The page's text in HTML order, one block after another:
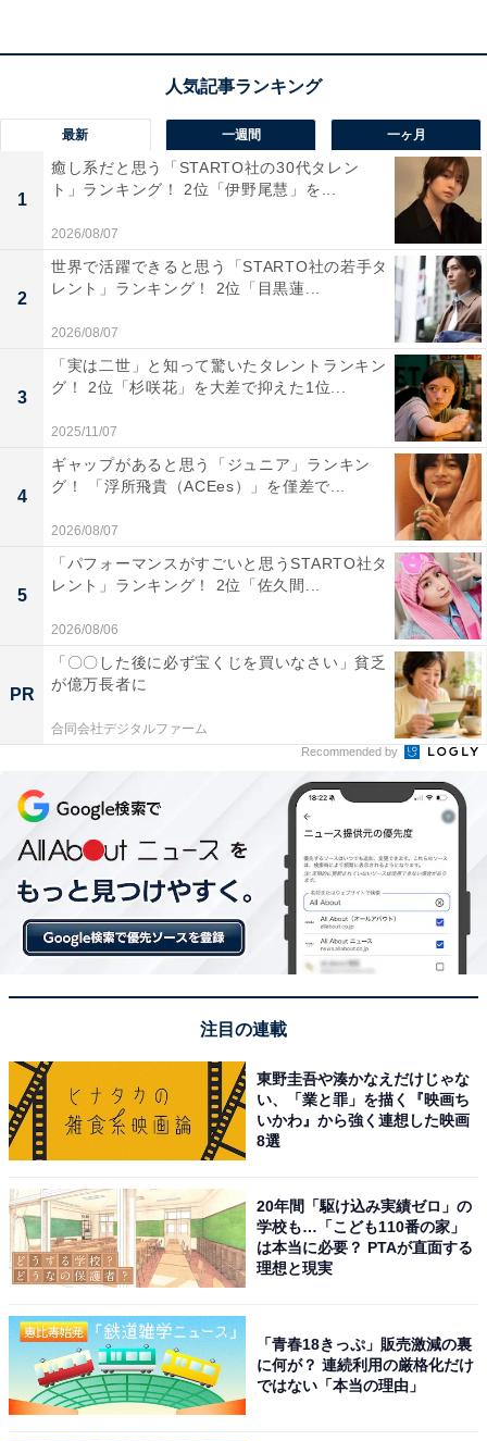
※回答者のコメントは原文ママです
この記事の筆者：福島 ゆき プロフィール
アニメや漫画のレビュー、エンタメトピックスなどを中
心に、オールジャンルで執筆中のライター。時々、店舗
取材などのリポート記事も担当。All AboutおよびAll
About ニュースでのライター歴は6年。
次ページ
5位までのランキング結果を見
る！
こちらもおすすめ
「坂本龍馬」がはまり役だったと思う俳優ラン
キング！ 2位『JIN-仁-』の「内野聖陽」を抑え
た1位は？
2
最新 一週間 一ヶ月
1
癒し系だと思う「STARTO社の30代タレン
ト」ランキング！ 2位「伊野尾慧」を...
2026/08/07
2
世界で活躍できると思う「STARTO社の若手タ
レント」ランキング！ 2位「目黒蓮...
2026/08/07
3
「実は二世」と知って驚いたタレントランキン
グ！ 2位「杉咲花」を大差で抑えた1位...
2025/11/07
4
ギャップがあると思う「ジュニア」ランキン
グ！ 「浮所飛貴（ACEes）」を僅差で...
2026/08/07
5
「パフォーマンスがすごいと思うSTARTO社タ
レント」ランキング！ 2位「佐久間...
2026/08/06
PR
「〇〇した後に必ず宝くじを買いなさい」貧乏
が億万長者に
合同会社デジタルファーム
Recommended by
注目の連載
東野圭吾や湊かなえだけじゃな
い、「業と罪」を描く『映画ち
いかわ』から強く連想した映画
8選
20年間「駆け込み実績ゼロ」の
学校も…「こども110番の家」
は本当に必要？ PTAが直面する
理想と現実
「青春18きっぷ」販売激減の裏
に何が？ 連続利用の厳格化だけ
ではない「本当の理由」